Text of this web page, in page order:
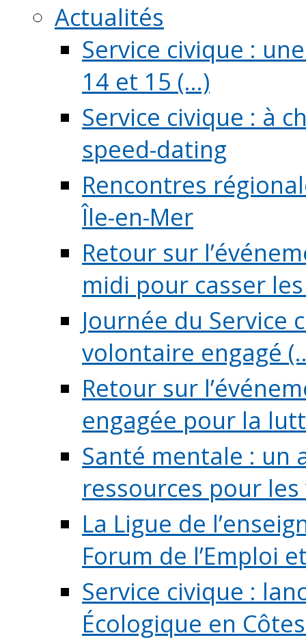
Actualités
Service civique :
14 et 15 (...)
Service civique : à
speed-dating
Rencontres
Île-en-Mer
Retour sur
midi pour casser les
Journée du Service
volontaire engagé
Retour sur
engagée pour la
Santé mentale : un
ressources pour
La Ligue de
Forum de l’Emploi
Service civique :
Écologique en